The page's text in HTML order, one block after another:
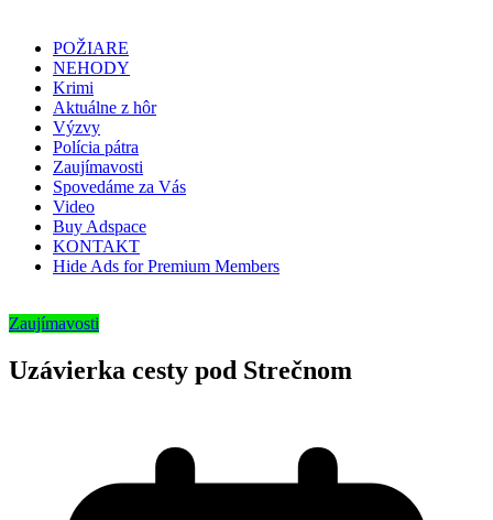
POŽIARE
NEHODY
Krimi
Aktuálne z hôr
Výzvy
Polícia pátra
Zaujímavosti
Spovedáme za Vás
Video
Buy Adspace
KONTAKT
Hide Ads for Premium Members
Zaujímavosti
Uzávierka cesty pod Strečnom